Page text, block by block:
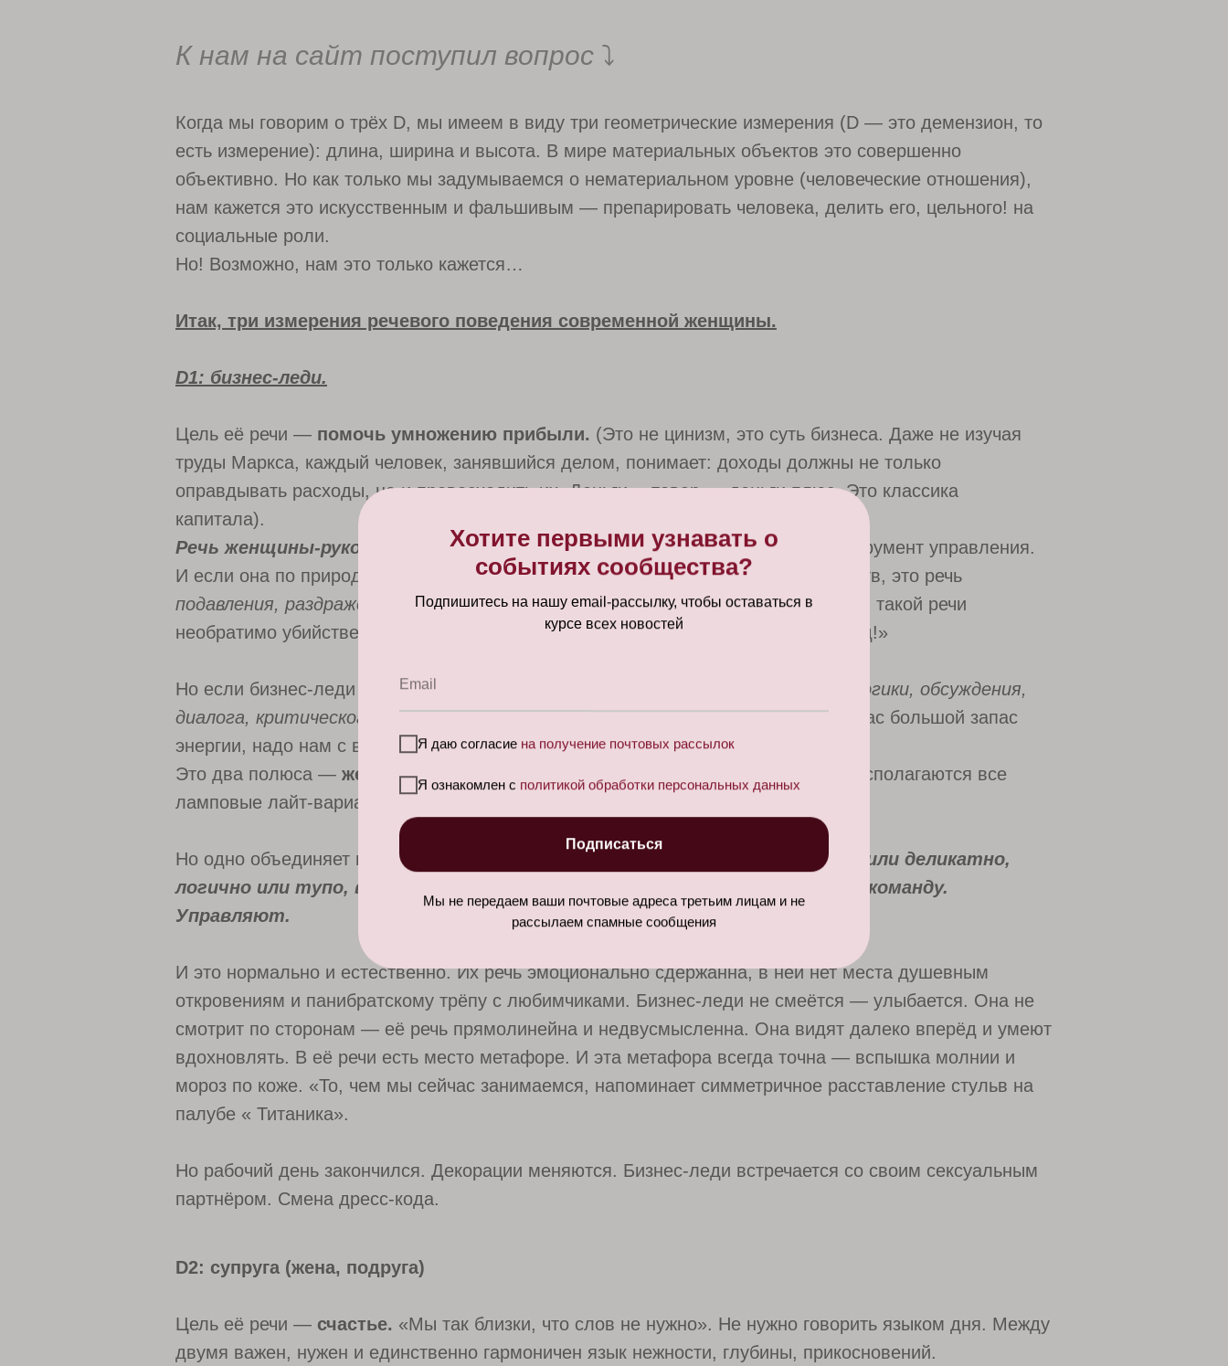
К нам на сайт поступил вопрос ⤵
Когда мы говорим о трёх D, мы имеем в виду три геометрические измерения (D — это демензион, то
есть измерение): длина, ширина и высота. В мире материальных объектов это совершенно
объективно. Но как только мы задумываемся о нематериальном уровне (человеческие отношения),
нам кажется это искусственным и фальшивым — препарировать человека, делить его, цельного! на
социальные роли.
Но! Возможно, нам это только кажется…
Итак, три измерения речевого поведения современной женщины.
D1: бизнес-леди.
Цель её речи — помочь умножению прибыли. (Это не цинизм, это суть бизнеса. Даже не изучая
труды Маркса, каждый человек, занявшийся делом, понимает: доходы должны не только
оправдывать расходы, но и превосходить их. Деньги —товар — деньги плюс. Это классика
капитала).
Речь женщины-руководителя властна.То есть она использует речь как инструмент управления.
И если она по природе самодур, то независимо от профессиональных достоинств, это речь
подавления, раздражения, упрёка, обесценивания и истерики. Обратная связь в такой речи
необратимо убийственна. «Я в вас разочарована! Вы не оправдали моих надежд!»
Но если бизнес-леди по природе созидатель и творец, то её речь —
это поле логики, обсуждения,
диалога, критического мышления и развивающей обратной связи.«Я вижу в вас большой запас
энергии, надо нам с вами подумать, как лучше ею распорядиться».
Это два полюса — женщина-самодур и женщина-созидатель.
Между ними располагаются все
ламповые лайт-варианты (от «ни то ни сё» до «тряпки»).
Но одно объединяет их всех — капитанский мостик.
Мягко или жёстко, грубо или деликатно,
логично или тупо, взвешенно или порывисто, но они командуют. Ведут команду.
Управляют.
И это нормально и естественно. Их речь эмоционально сдержанна, в ней нет места душевным
откровениям и панибратскому трёпу с любимчиками. Бизнес-леди не смеётся — улыбается. Она не
смотрит по сторонам — её речь прямолинейна и недвусмысленна. Она видят далеко вперёд и умеют
вдохновлять. В её речи есть место метафоре. И эта метафора всегда точна — вспышка молнии и
мороз по коже. «То, чем мы сейчас занимаемся, напоминает симметричное расставление стульв на
палубе « Титаника».
Но рабочий день закончился. Декорации меняются. Бизнес-леди встречается со своим сексуальным
партнёром. Смена дресс-кода.
D2: супруга (жена, подруга)
Цель её речи — счастье. «Мы так близки, что слов не нужно». Не нужно говорить языком дня. Между
двумя важен, нужен и единственно гармоничен язык нежности, глубины, прикосновений.
Хотите первыми узнавать о
событиях сообщества?
Подпишитесь на нашу email-рассылку, чтобы оставаться в
курсе всех новостей
Email
Я даю согласие на получение почтовых рассылок
Я ознакомлен с политикой обработки персональных данных
Подписаться
Мы не передаем ваши почтовые адреса третьим лицам и не
рассылаем спамные сообщения